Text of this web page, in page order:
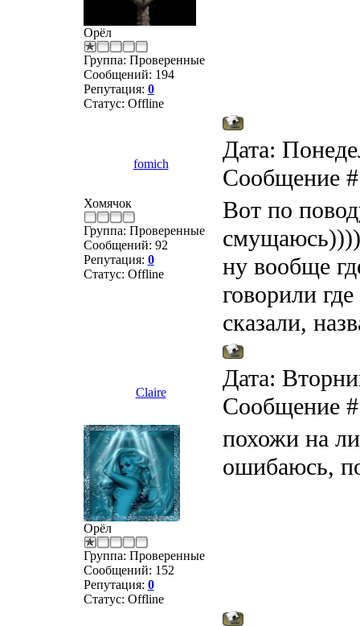
Орёл
Группа: Проверенные
Сообщений: 194
Репутация: 0
Статус: Offline
fomich
Дата:
Сообщение
Хомячок
Группа: Проверенные
Сообщений: 92
Репутация: 0
Статус: Offline
Вот по
смущаюсь))))
ну вообще
говорили
сказали,
Claire
Дата:
Сообщение
Орёл
Группа: Проверенные
Сообщений: 152
Репутация: 0
Статус: Offline
похожи на
ошибаюсь,